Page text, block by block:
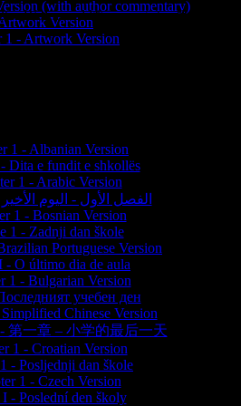
(with author commentary)
1 - Artwork Version
Dita e fundit e shkollës
الفصل الأول - اليوم
1 - Zadnji dan škole
- O último dia de aula
учебен ден
第一章 – 小学的最后一天
- Posljednji dan škole
- Poslední den školy
- Wormworld® is a registered